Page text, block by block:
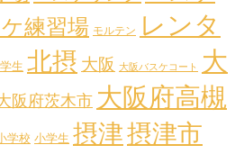
練習場 モルテン
レンタ
生 北摂 大阪 大阪バスケコート
大
阪府茨木市 大阪府高槻
学校 小学生 摂津摂津市